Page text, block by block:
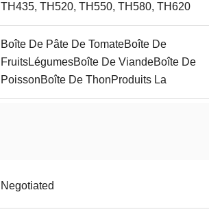
TH435, TH520, TH550, TH580, TH620
Boîte De Pâte De TomateBoîte De
FruitsLégumesBoîte De ViandeBoîte De
PoissonBoîte De ThonProduits La
Negotiated